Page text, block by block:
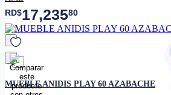
RD$17,23580
favorito
MUEBLE ANIDIS PLAY 60 AZABACHE